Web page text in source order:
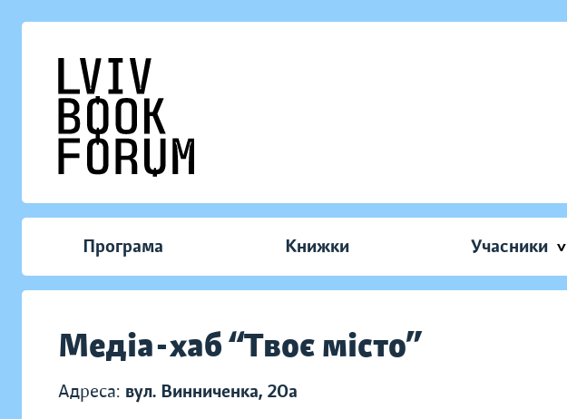
Програма Книжки Учасники
Медіа-хаб “Твоє місто”
Адреса: вул. Винниченка, 20а